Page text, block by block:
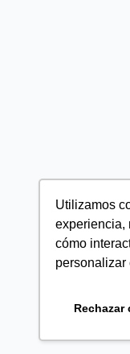
Utilizamos
experiencia,
cómo
personalizar
Rechazar